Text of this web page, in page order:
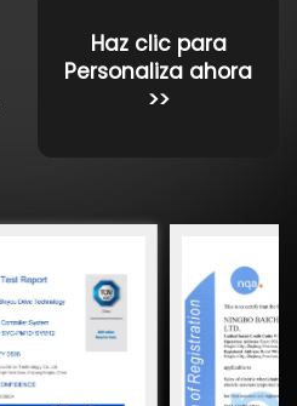
Haz clic para
Personaliza ahora
>>